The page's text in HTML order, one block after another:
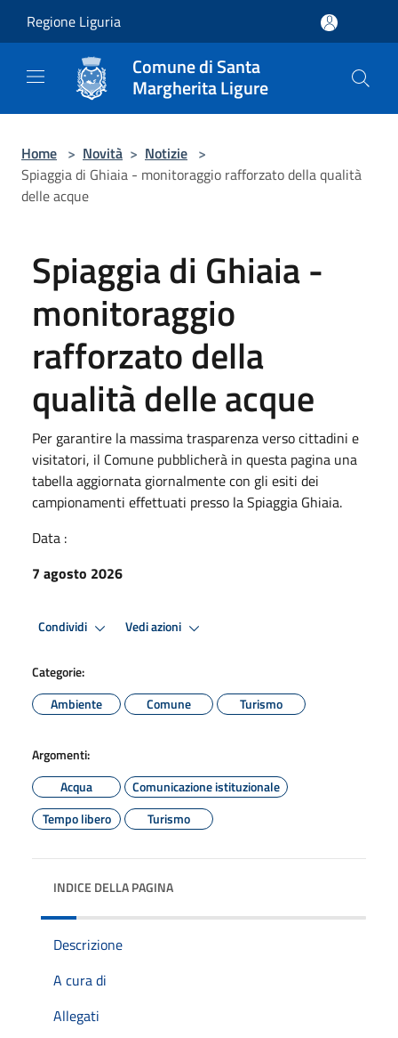
Regione Liguria
Comune di Santa
Margherita Ligure
Home > Novità > Notizie >
Spiaggia di Ghiaia - monitoraggio rafforzato della qualità
delle acque
Spiaggia di Ghiaia -
monitoraggio
rafforzato della
qualità delle acque
Per garantire la massima trasparenza verso cittadini e
visitatori, il Comune pubblicherà in questa pagina una
tabella aggiornata giornalmente con gli esiti dei
campionamenti effettuati presso la Spiaggia Ghiaia.
Data :
7 agosto 2026
Condividi Vedi azioni
Categorie:
Ambiente
Comune Turismo
Argomenti:
Acqua
Comunicazione istituzionale
Tempo libero
Turismo
INDICE DELLA PAGINA
Descrizione
A cura di
Allegati